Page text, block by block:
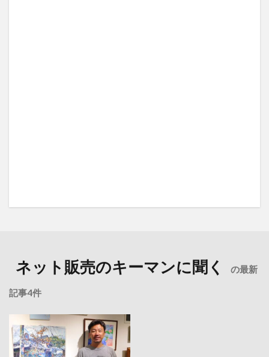
ネット販売のキーマンに聞く の最新
記事4件